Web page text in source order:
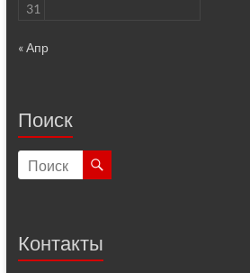
31
« Апр
Поиск
Контакты